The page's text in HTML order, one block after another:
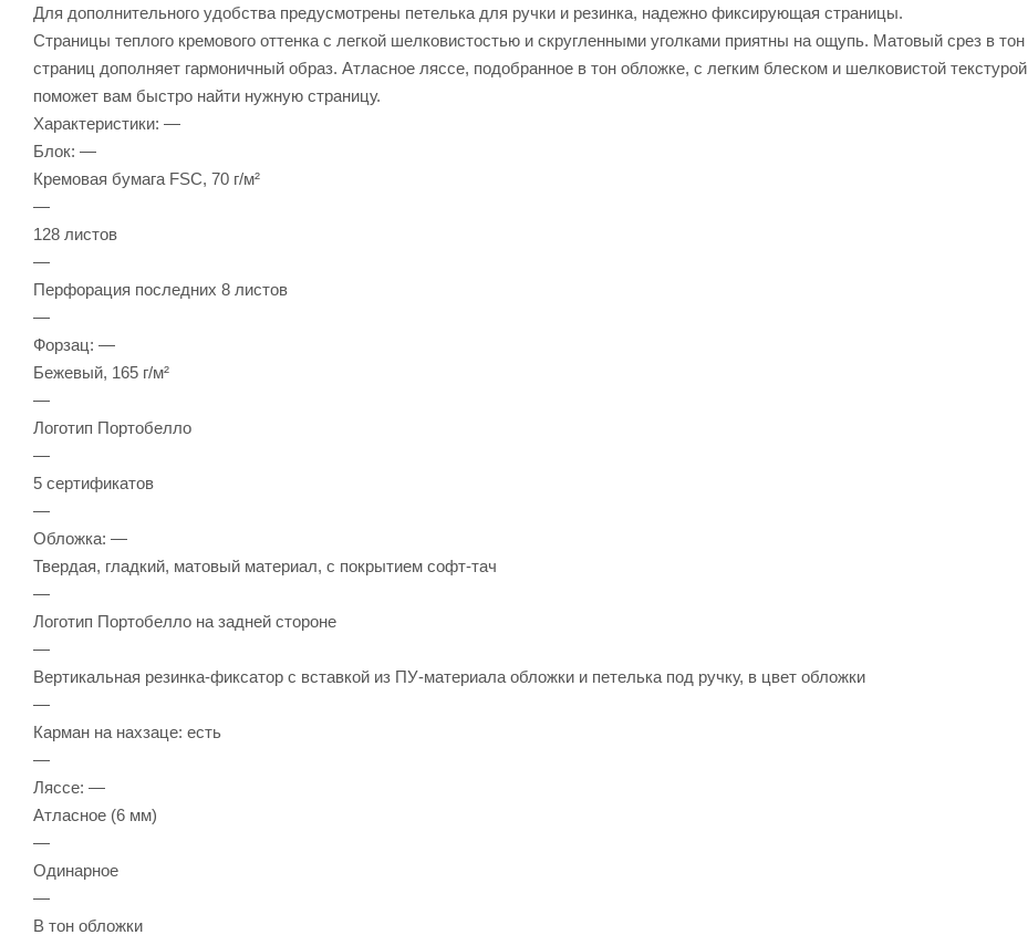
Для дополнительного удобства предусмотрены петелька для ручки и резинка, надежно фиксирующая страницы.
Страницы теплого кремового оттенка с легкой шелковистостью и скругленными уголками приятны на ощупь. Матовый срез в тон
страниц дополняет гармоничный образ. Атласное ляссе, подобранное в тон обложке, с легким блеском и шелковистой текстурой
поможет вам быстро найти нужную страницу.
Характеристики: —
Блок: —
Кремовая бумага FSC, 70 г/м²
—
128 листов
—
Перфорация последних 8 листов
—
Форзац: —
Бежевый, 165 г/м²
—
Логотип Портобелло
—
5 сертификатов
—
Обложка: —
Твердая, гладкий, матовый материал, с покрытием софт-тач
—
Логотип Портобелло на задней стороне
—
Вертикальная резинка-фиксатор с вставкой из ПУ-материала обложки и петелька под ручку, в цвет обложки
—
Карман на нахзаце: есть
—
Ляссе: —
Атласное (6 мм)
—
Одинарное
—
В тон обложки